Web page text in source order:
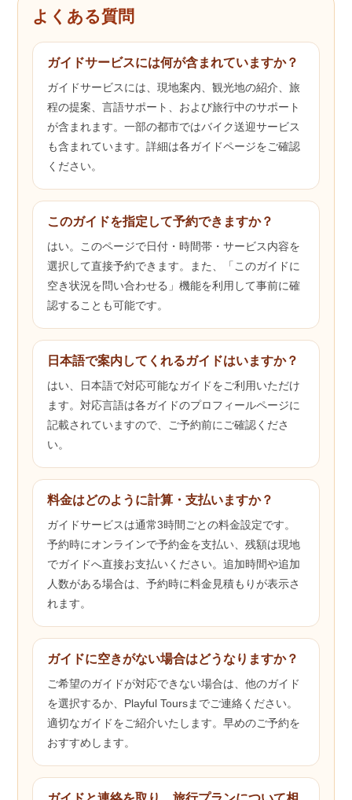
よくある質問
ガイドサービスには何が含まれていますか？
ガイドサービスには、現地案内、観光地の紹介、旅
程の提案、言語サポート、および旅行中のサポート
が含まれます。一部の都市ではバイク送迎サービス
も含まれています。詳細は各ガイドページをご確認
ください。
このガイドを指定して予約できますか？
はい。このページで日付・時間帯・サービス内容を
選択して直接予約できます。また、「このガイドに
空き状況を問い合わせる」機能を利用して事前に確
認することも可能です。
日本語で案内してくれるガイドはいますか？
はい、日本語で対応可能なガイドをご利用いただけ
ます。対応言語は各ガイドのプロフィールページに
記載されていますので、ご予約前にご確認くださ
い。
料金はどのように計算・支払いますか？
ガイドサービスは通常3時間ごとの料金設定です。
予約時にオンラインで予約金を支払い、残額は現地
でガイドへ直接お支払いください。追加時間や追加
人数がある場合は、予約時に料金見積もりが表示さ
れます。
ガイドに空きがない場合はどうなりますか？
ご希望のガイドが対応できない場合は、他のガイド
を選択するか、Playful Toursまでご連絡ください。
適切なガイドをご紹介いたします。早めのご予約を
おすすめします。